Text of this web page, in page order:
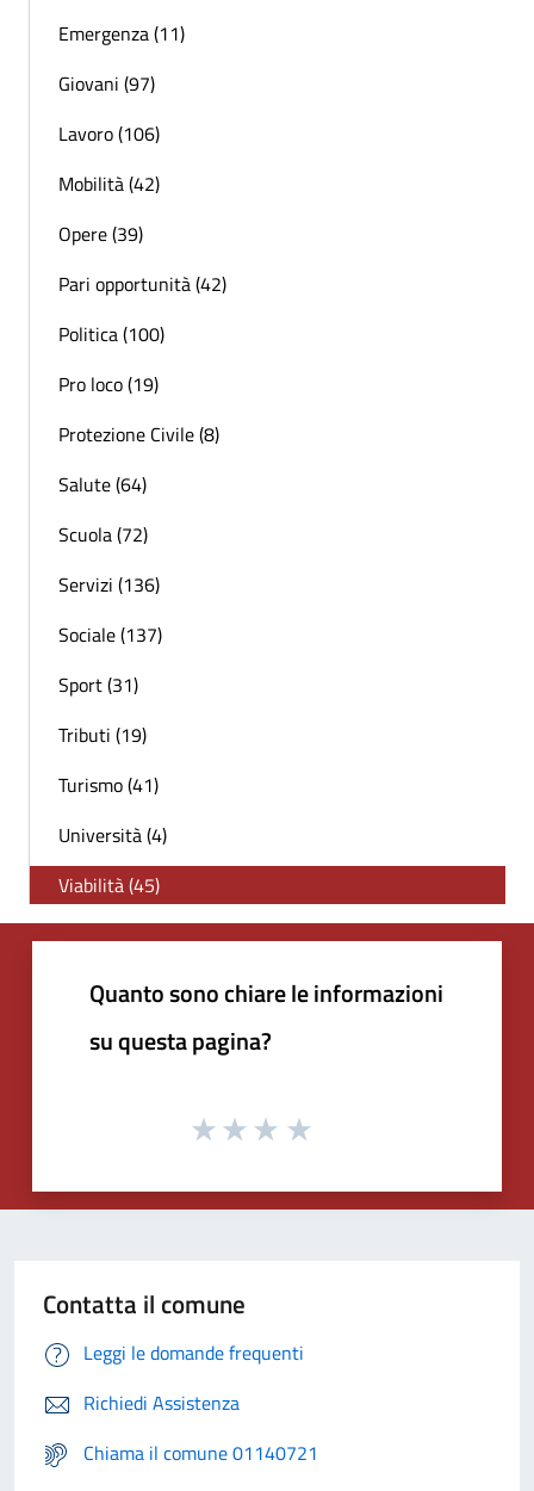
Emergenza (11)
Giovani (97)
Lavoro (106)
Mobilità (42)
Opere (39)
Pari opportunità (42)
Politica (100)
Pro loco (19)
Protezione Civile (8)
Salute (64)
Scuola (72)
Servizi (136)
Sociale (137)
Sport (31)
Tributi (19)
Turismo (41)
Università (4)
Viabilità (45)
Quanto sono chiare le informazioni
su questa pagina?
Contatta il comune
Leggi le domande frequenti
Richiedi Assistenza
Chiama il comune 01140721